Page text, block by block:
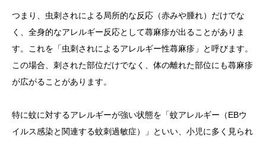
つまり、虫刺されによる局所的な反応（赤みや腫れ）だけでな
く、全身的なアレルギー反応として蕁麻疹が出ることがありま
す。これを「虫刺されによるアレルギー性蕁麻疹」と呼びます。
この場合、刺された部位だけでなく、体の離れた部位にも蕁麻疹
が広がることがあります。
特に蚊に対するアレルギーが強い状態を「蚊アレルギー（EBウ
イルス感染と関連する蚊刺過敏症）」といい、小児に多く見られ